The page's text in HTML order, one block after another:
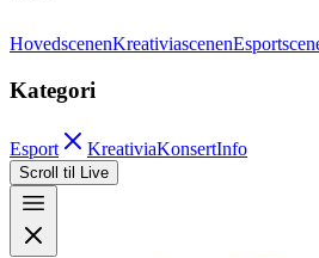
HovedscenenKreativiascenen
Kategori
Esport KreativiaKonsertInfo
Scroll til Live